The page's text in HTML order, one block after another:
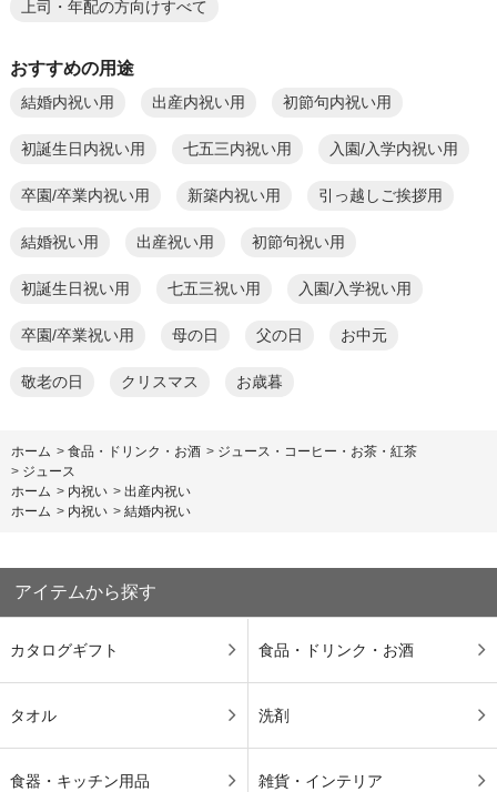
上司・年配の方向けすべて
おすすめの用途
結婚内祝い用 出産内祝い用 初節句内祝い用
初誕生日内祝い用 七五三内祝い用 入園/入学内祝い用
卒園/卒業内祝い用 新築内祝い用 引っ越しご挨拶用
結婚祝い用 出産祝い用 初節句祝い用
初誕生日祝い用 七五三祝い用 入園/入学祝い用
卒園/卒業祝い用 母の日 父の日 お中元
敬老の日 クリスマス お歳暮
ホーム > 食品・ドリンク・お酒 > ジュース・コーヒー・お茶・紅茶
> ジュース
ホーム > 内祝い > 出産内祝い
ホーム > 内祝い > 結婚内祝い
アイテムから探す
カタログギフト 食品・ドリンク・お酒
タオル 洗剤
食器・キッチン用品 雑貨・インテリア